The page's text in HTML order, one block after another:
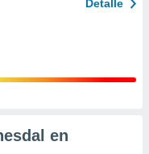
Detalle
en